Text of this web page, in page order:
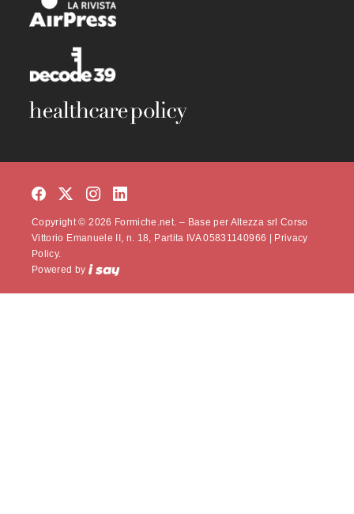
Copyright © 2026 Formiche.net. – Base per Altezza srl Corso
Vittorio Emanuele II, n. 18, Partita IVA 05831140966 | Privacy
Policy.
Powered by